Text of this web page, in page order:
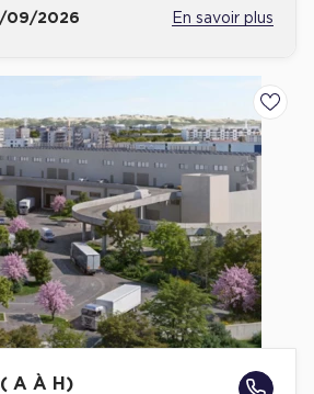
09/2026 En savoir plus
A À H)